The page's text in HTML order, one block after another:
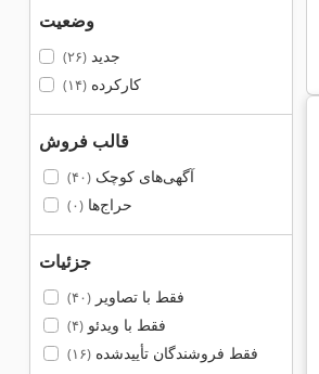
وضعیت
جدید(۲۶)
کارکرده(۱۴)
قالب فروش
آگهی‌های کوچک(۴۰)
حراج‌ها(۰)
جزئیات
فقط با تصاویر(۴۰)
فقط با ویدئو(۴)
فقط فروشندگان تأییدشده(۱۶)
Ganner Protec